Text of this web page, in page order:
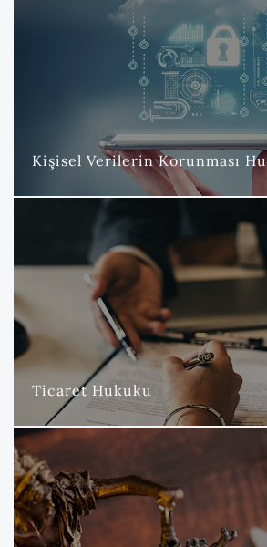
Kişisel Verilerin Korunması
Kişisel Verilerin
Nova Hukuk ve Danışmanlık Bürosu
Korunması Kanunu (KVKK) ve
Regulation (GDPR) alanında
danışmanlık
Ticaret Hukuku
Nova Hukuk ve Danışmanlık Bürosu
hukuku alanında geniş bir
İş ve Sosyal
İşverenlerin en değerli varlığı olan insan
ve haklarının güvence altına alınması
avukatlarımızla, yerli ve yabancı
danışmanlık, dava takibi ve alternatif